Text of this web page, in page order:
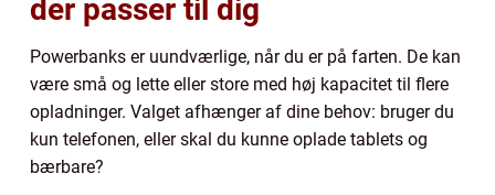
der passer til dig
Powerbanks er uundværlige, når du er på farten. De kan
være små og lette eller store med høj kapacitet til flere
opladninger. Valget afhænger af dine behov: bruger du
kun telefonen, eller skal du kunne oplade tablets og
bærbare?